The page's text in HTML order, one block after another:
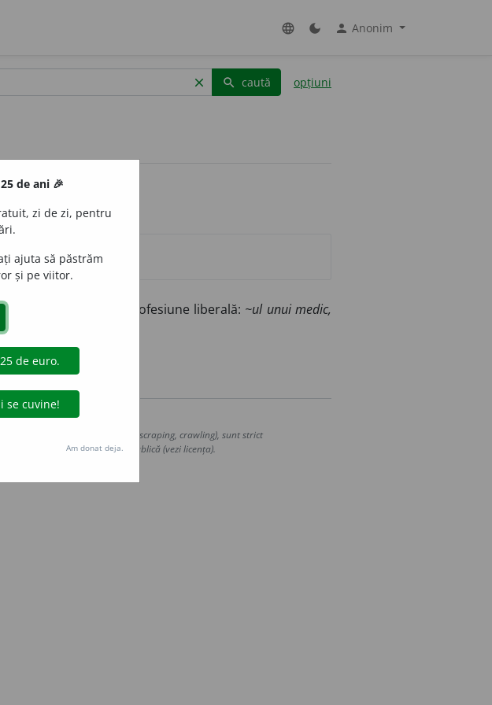
language dark_mode person Anonim
clear search caută opțiuni
ce exercită o profesiune liberală: ~ul unui medic,
[
dexonline.ro)
de extragere automată (web scraping, crawling), sunt strict
oferite oficial spre utilizare publică (vezi licența).
de ani 🎉
zi de zi, pentru
ajuta să păstrăm
și pe viitor.
Am donat deja.